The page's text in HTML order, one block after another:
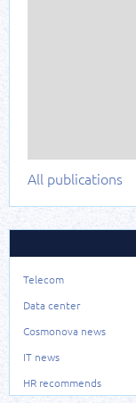
All publications
Telecom
Data center
Cosmonova news
IT news
HR recommends